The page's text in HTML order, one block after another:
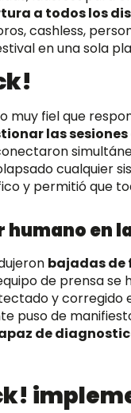
a todos los
cashless,
en una sola
muy fiel que
las
cualquier
y permitió que
en
bajadas de
de prensa
y
puso de
de